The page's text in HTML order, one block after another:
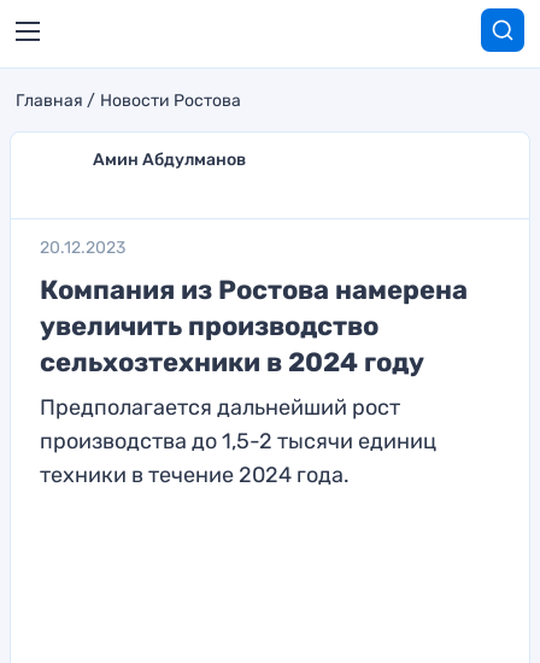
Главная Новости Ростова
Амин Абдулманов
20.12.2023
Компания из Ростова намерена
увеличить производство
сельхозтехники в 2024 году
Предполагается дальнейший рост
производства до 1,5-2 тысячи единиц
техники в течение 2024 года.